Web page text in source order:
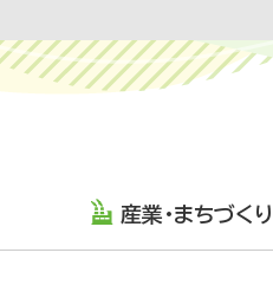
産業・まちづくり